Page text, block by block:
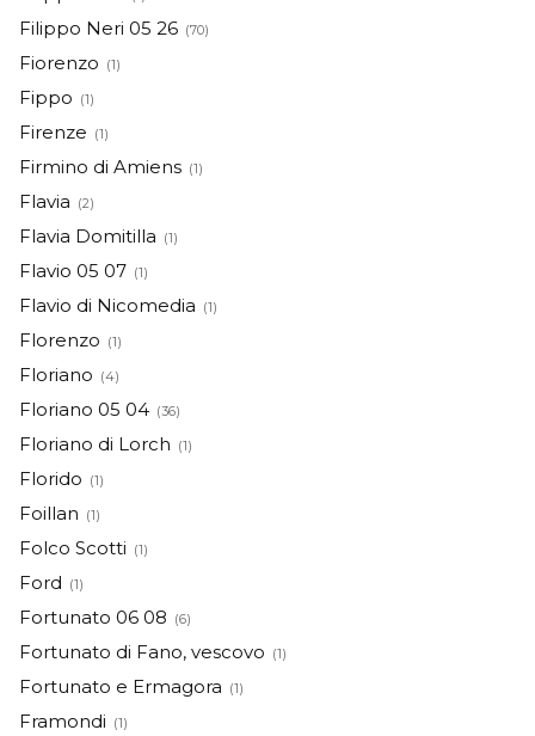
Filippo Neri 05 26 (70)
Fiorenzo (1)
Fippo (1)
Firenze (1)
Firmino di Amiens (1)
Flavia (2)
Flavia Domitilla (1)
Flavio 05 07 (1)
Flavio di Nicomedia (1)
Florenzo (1)
Floriano (4)
Floriano 05 04 (36)
Floriano di Lorch (1)
Florido (1)
Foillan (1)
Folco Scotti (1)
Ford (1)
Fortunato 06 08 (6)
Fortunato di Fano, vescovo (1)
Fortunato e Ermagora (1)
Framondi (1)